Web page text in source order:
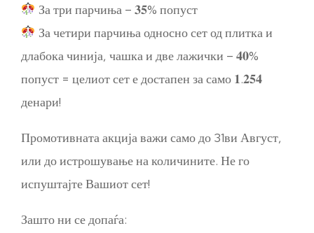
За три парчиња – 𝟑𝟓% попуст
За четири парчиња односно сет од плитка и
длабока чинија, чашка и две лажички – 𝟒𝟎%
попуст = целиот сет е достапен за само 𝟏.𝟐𝟓𝟒
денари!
Промотивната акција важи само до 31ви Август,
или до истрошување на количините. Не го
испуштајте Вашиот сет!
Зашто ни се допаѓа: